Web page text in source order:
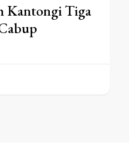
Kantongi Tiga